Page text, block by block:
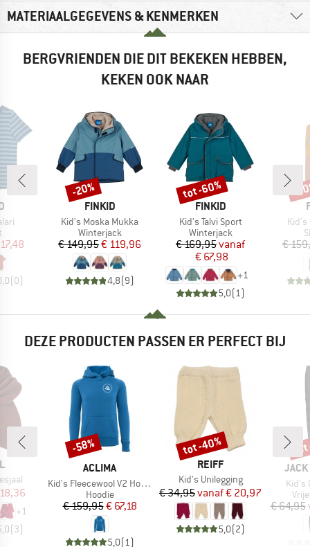
MATERIAALGEGEVENS & KENMERKEN
BERGVRIENDEN DIE DIT BEKEKEN HEBBEN,
KEKEN OOK NAAR
prijs
(0)
MERK
FINKID
Artikel
Kid's Moska Mukka
Productgroep
Winterjack
Prijs
€ 149,95Verlaagde prijs
€ 119,96
4,8(9)
Korting
-20%
MERK
FINKID
Artikel
Kid's Talvi Sport
Productgroep
Winterjack
Prijs
€ 169,95Verlaagde prijs
vanaf
€ 67,98
+1
5,0( 1)
Korting
tot -60%
Kid's
€
-
DEZE PRODUCTEN PASSEN ER PERFECT BIJ
prijs
+1
(3)
MERK
ACLIMA
Artikel
Kid's Fleecewool V2 Hoodie
Productgroep
Hoodie
Prijs
€ 159,95Verlaagde prijs
€ 67,18
5,0(1 )
Korting
-58%
MERK
REIFF
Artikel
Kid's Unilegging
Prijs
€ 34,95 Verlaagde prijs
vanaf€ 20,97
5,0(2)
Korting
tot -40%
MERK
Artikel
Kid's
€ 64,95